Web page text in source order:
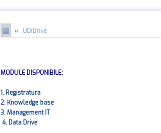
▦ » UDiDrive
MODULE DISPONIBILE:
1. Registratura
2. Knowledge base
3. Management IT
4. Data Drive